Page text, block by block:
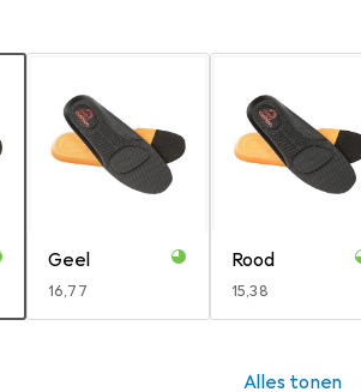
Geel
EUR
16,77
Rood
EUR
15,38
Alles tonen